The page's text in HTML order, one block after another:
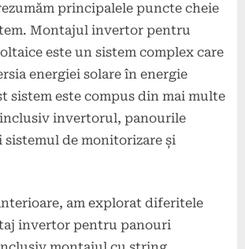
principalele puncte cheie
Montajul invertor pentru
este un sistem complex care
energiei solare în energie
sistem este compus din mai multe
invertorul, panourile
de monitorizare și
am explorat diferitele
invertor pentru panouri